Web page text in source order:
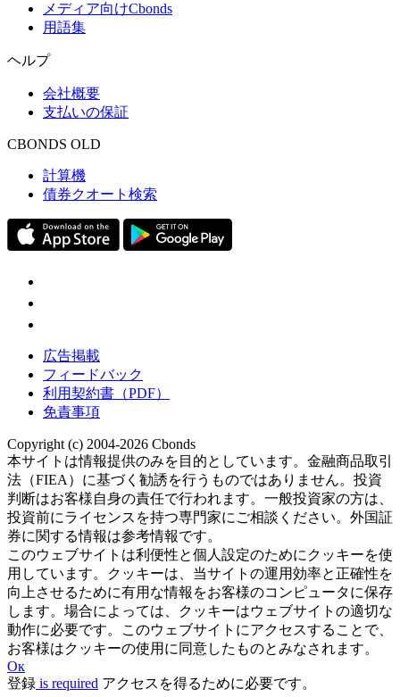
メディア向けCbonds
用語集
ヘルプ
会社概要
支払いの保証
CBONDS OLD
計算機
債券クオート検索
広告掲載
フィードバック
利用契約書（PDF）
免責事項
Copyright (c) 2004-2026 Cbonds
本サイトは情報提供のみを目的としています。金融商品取引
法（FIEA）に基づく勧誘を行うものではありません。投資
判断はお客様自身の責任で行われます。一般投資家の方は、
投資前にライセンスを持つ専門家にご相談ください。外国証
券に関する情報は参考情報です。
このウェブサイトは利便性と個人設定のためにクッキーを使
用しています。クッキーは、当サイトの運用効率と正確性を
向上させるために有用な情報をお客様のコンピュータに保存
します。場合によっては、クッキーはウェブサイトの適切な
動作に必要です。このウェブサイトにアクセスすることで、
お客様はクッキーの使用に同意したものとみなされます。
Ок
登録 is required アクセスを得るために必要です。